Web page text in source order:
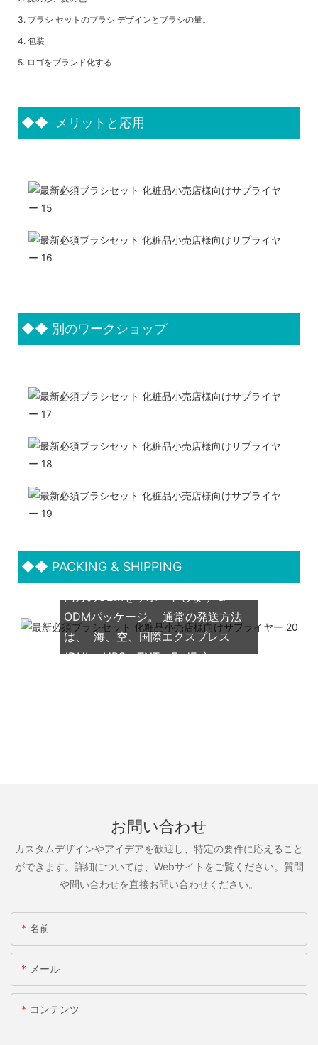
3. ブラシ セットのブラシ デザインとブラシの量。
4. 包装
5. ロゴをブランド化する
◆◆ メリットと応用
◆◆ 別のワークショップ
◆◆ PACKING & SHIPPING
両方のOEMをサポートします &
ODMパッケージ。 通常の発送方法
は、 海、空、国際エクスプレス
(DHL、UPS、TNT、FedEx)
お問い合わせ
カスタムデザインやアイデアを歓迎し、特定の要件に応えること
ができます。詳細については、Webサイトをご覧ください。質問
や問い合わせを直接お問い合わせください。
名前
メール
コンテンツ